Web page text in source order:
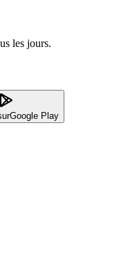
les jours.
Google Play